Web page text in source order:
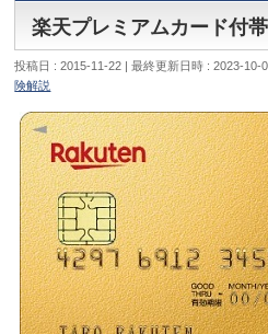
楽天プレミアムカード付
投稿日 : 2015-11-22 最終更新日時 : 2023-10-
険解説